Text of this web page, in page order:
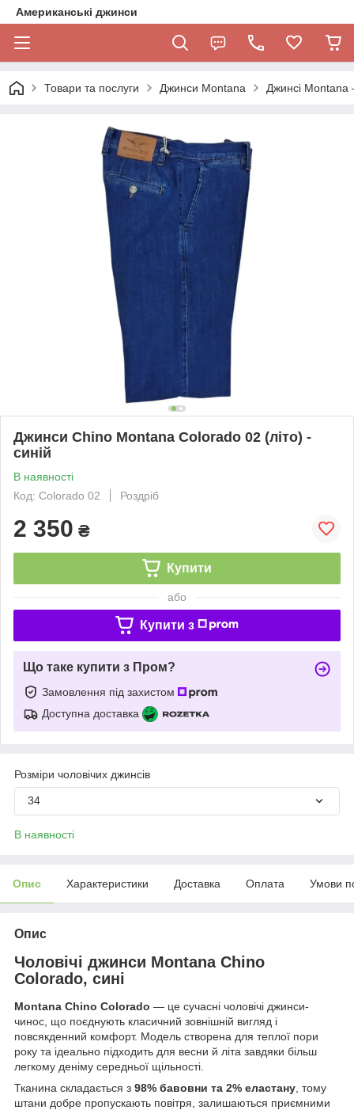
Американські джинси
Товари та послуги Джинси Montana Джинсі
Джинси Chino Montana Colorado 02 (літо) -
синій
В наявності
Код: Colorado 02
Роздріб
2 350 ₴
Купити
або
Купити з
Що таке купити з Пром?
Замовлення під захистом
Доступна доставка
Розміри чоловічих джинсів
34
В наявності
Опис Характеристики Доставка Оплата Умови
Опис
Чоловічі джинси Montana Chino
Colorado, сині
Montana Chino Colorado — це сучасні чоловічі джинси-
чинос, що поєднують класичний зовнішній вигляд і
повсякденний комфорт. Модель створена для теплої пори
року та ідеально підходить для весни й літа завдяки більш
легкому деніму середньої щільності.
Тканина складається з 98% бавовни та 2% еластану, тому
штани добре пропускають повітря, залишаються приємними